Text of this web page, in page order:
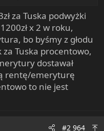
ubogich a nawet w
pieniądze!"
za Tuska podwyżki
x 2 w roku,
bo byśmy z głodu
za Tuska procentowo,
dostawał
rentę/emeryturę
to nie jest
#2 964